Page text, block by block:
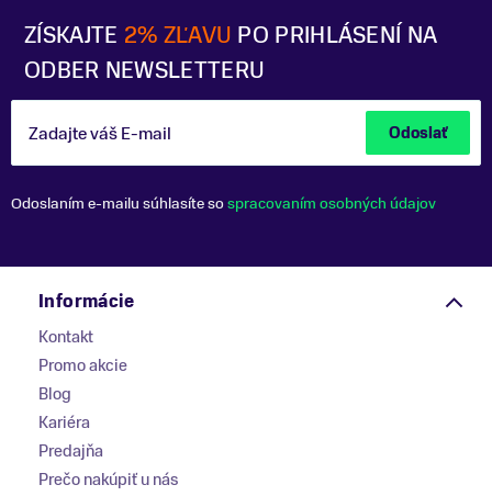
ZÍSKAJTE 2% ZĽAVU PO PRIHLÁSENÍ NA
ODBER NEWSLETTERU
Zadajte váš E-mail Odoslať
Odoslaním e-mailu súhlasíte sospracovaním osobných údajov
Informácie
Kontakt
Promo akcie
Blog
Kariéra
Predajňa
Prečo nakúpiť u nás